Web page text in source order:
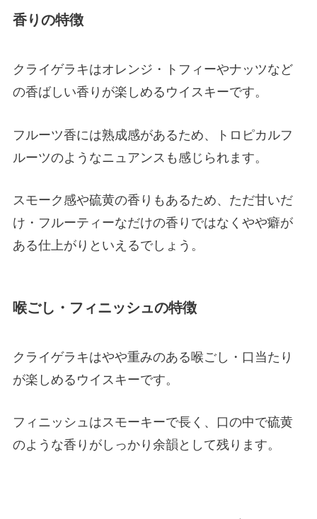
香りの特徴
クライゲラキはオレンジ・トフィーやナッツなど
の香ばしい香りが楽しめるウイスキーです。
フルーツ香には熟成感があるため、トロピカルフ
ルーツのようなニュアンスも感じられます。
スモーク感や硫黄の香りもあるため、ただ甘いだ
け・フルーティーなだけの香りではなくやや癖が
ある仕上がりといえるでしょう。
喉ごし・フィニッシュの特徴
クライゲラキはやや重みのある喉ごし・口当たり
が楽しめるウイスキーです。
フィニッシュはスモーキーで長く、口の中で硫黄
のような香りがしっかり余韻として残ります。